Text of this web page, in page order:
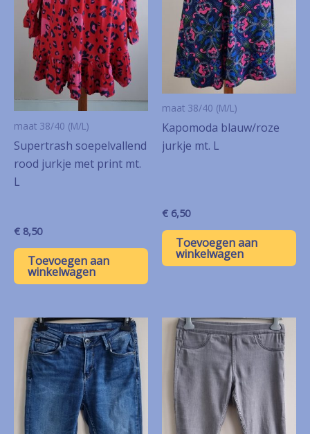
maat 38/40 (M/L)
Supertrash soepelvallend
rood jurkje met print mt.
L
€ 8,50
Toevoegen aan
winkelwagen
maat 38/40 (M/L)
Kapomoda blauw/roze
jurkje mt. L
€ 6,50
Toevoegen aan
winkelwagen